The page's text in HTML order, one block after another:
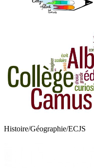
Histoire/Géographie/ECJS